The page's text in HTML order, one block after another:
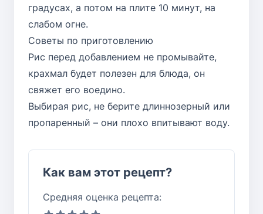
градусах, а потом на плите 10 минут, на
слабом огне.
Советы по приготовлению
Рис перед добавлением не промывайте,
крахмал будет полезен для блюда, он
свяжет его воедино.
Выбирая рис, не берите длиннозерный или
пропаренный – они плохо впитывают воду.
Как вам этот рецепт?
Средняя оценка рецепта: